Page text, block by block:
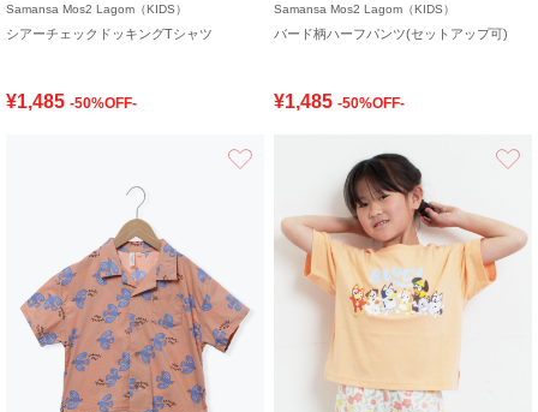
Samansa Mos2 Lagom（KIDS）
シアーチェックドッキングTシャツ
¥1,485 -50%OFF-
Samansa Mos2 Lagom（KIDS）
バード柄ハーフパンツ(セットアップ可)
¥1,485 -50%OFF-